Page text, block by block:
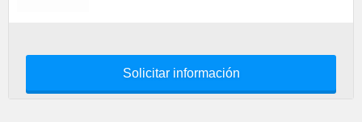
Solicitar información